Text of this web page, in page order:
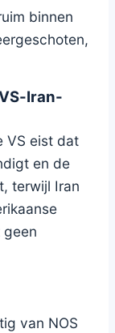
binnen
Iran-
VS eist dat
en de
terwijl Iran
geen
van NOS